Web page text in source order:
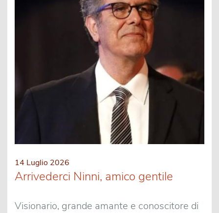
14 Luglio 2026
Arrivederci Ninni, amico gentile
Visionario, grande amante e conoscitore di